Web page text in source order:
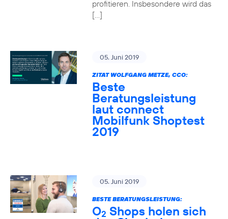
profitieren. Insbesondere wird das
[…]
05. Juni 2019
ZITAT WOLFGANG METZE, CCO:
Beste
Beratungsleistung
laut connect
Mobilfunk Shoptest
2019
05. Juni 2019
BESTE BERATUNGSLEISTUNG:
O2 Shops holen sich